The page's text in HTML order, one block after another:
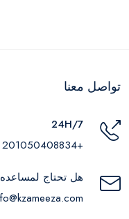
تواصل معنا
24H/7
+201050408834
هل تحتاج